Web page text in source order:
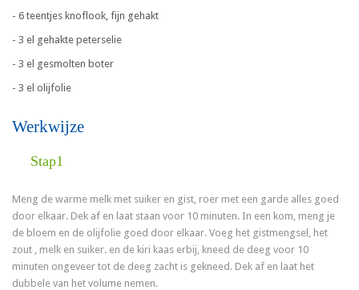
- 6 teentjes knoflook, fijn gehakt
- 3 el gehakte peterselie
- 3 el gesmolten boter
- 3 el olijfolie
Werkwijze
Stap1
Meng de warme melk met suiker en gist, roer met een garde alles goed
door elkaar. Dek af en laat staan voor ​​10 minuten. In een kom, meng je
de bloem en de olijfolie goed door elkaar. Voeg het gistmengsel, het
zout , melk en suiker. en de kiri kaas erbij, kneed de deeg voor 10
minuten ongeveer tot de deeg zacht is gekneed. Dek af en laat het
dubbele van het volume nemen.